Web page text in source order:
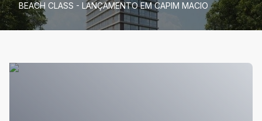
BEACH CLASS - LANÇAMENTO EM CAPIM MACIO